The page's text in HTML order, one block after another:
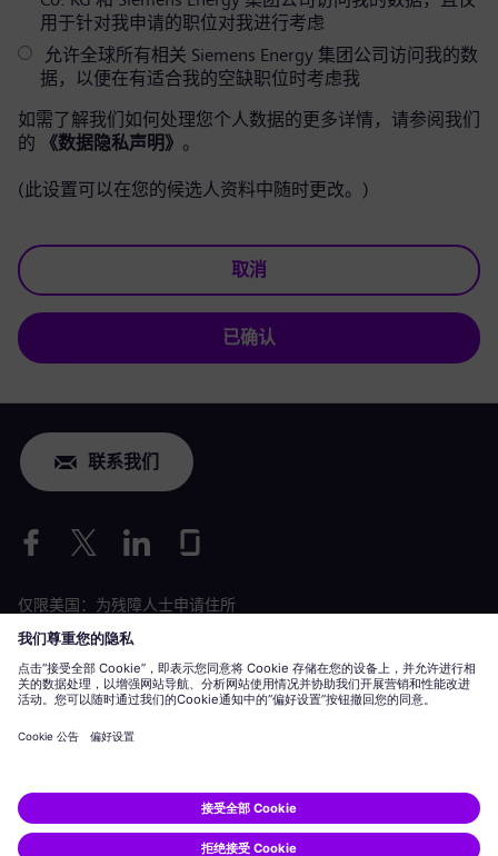
用于针对我申请的职位对我进行考虑
允许全球所有相关 Siemens Energy 集团公司访问我的数
据，以便在有适合我的空缺职位时考虑我
如需了解我们如何处理您个人数据的更多详情，请参阅我们
的
《数据隐私声明》 。
(此设置可以在您的候选人资料中随时更改。)
取消
已确认
联系我们
仅限美国：为残障人士申请住所
劳工情况申请
Siemens Energy 是由 Siemens AG 授权的商标。